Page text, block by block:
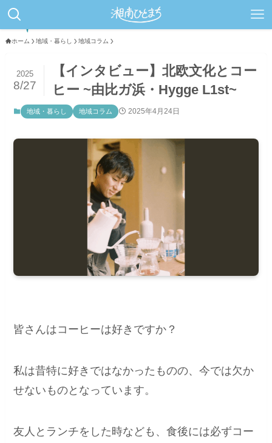
ホーム 地域・暮らし 地域コラム
【インタビュー】北欧文化とコー
ヒー ~由比ガ浜・Hygge L1st~
2025
8/27
地域・暮らし 地域コラム 2025年4月24日
皆さんはコーヒーは好きですか？
私は昔特に好きではなかったものの、今では欠か
せないものとなっています。
友人とランチをした時なども、食後には必ずコー